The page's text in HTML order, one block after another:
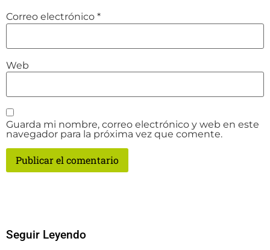
Correo electrónico *
Web
Guarda mi nombre, correo electrónico y web en este
navegador para la próxima vez que comente.
Seguir Leyendo